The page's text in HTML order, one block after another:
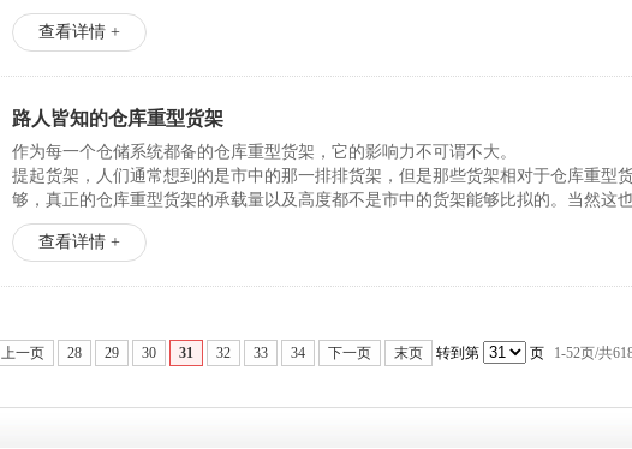
能...
查看详情 +
路人皆知的仓库重型货架
作为每一个仓储系统都备的仓库重型货架，它的影响力不可谓不大。
提起货架，人们通常想到的是市中的那一排排货架，但是那些货架相对于仓库重型
够，真正的仓库重型货架的承载量以及高度都不是市中的货架能够比拟的。当然这
到展示作用的缘故，而仓库中...
查看详情 +
上一页 28 29 30 31 32 33 34 下一页 末页 转到第 页 1-52页/共